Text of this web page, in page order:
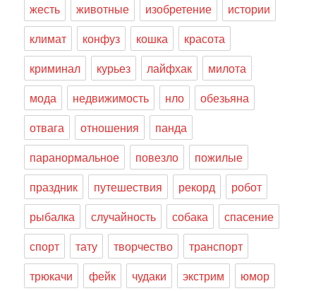
жесть
животные изобретение
истории
климат
конфуз кошка
красота
криминал
курьез лайфхак
милота
мода
недвижимость нло
обезьяна
отвага
отношения
панда
паранормальное
повезло
пожилые
праздник
путешествия рекорд
робот
рыбалка
случайность собака
спасение
спорт
тату творчество
транспорт
трюкачи
фейк чудаки экстрим юмор